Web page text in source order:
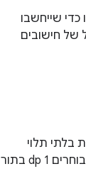
שייחשבו
של חישובים
בלתי תלוי
בצפיפות. היחידה הקלאסית לתרחישים כאלה היא פיקסלים שאינם תלויים בדחיסות (dp). בדרך כלל בוחרים 1 dp בתור